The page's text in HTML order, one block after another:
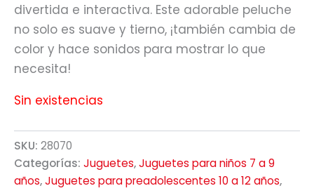
divertida e interactiva. Este adorable peluche
no solo es suave y tierno, ¡también cambia de
color y hace sonidos para mostrar lo que
necesita!
Sin existencias
SKU: 28070
Categorías: Juguetes,Juguetes para niños 7 a 9
años,Juguetes para preadolescentes 10 a 12 años,